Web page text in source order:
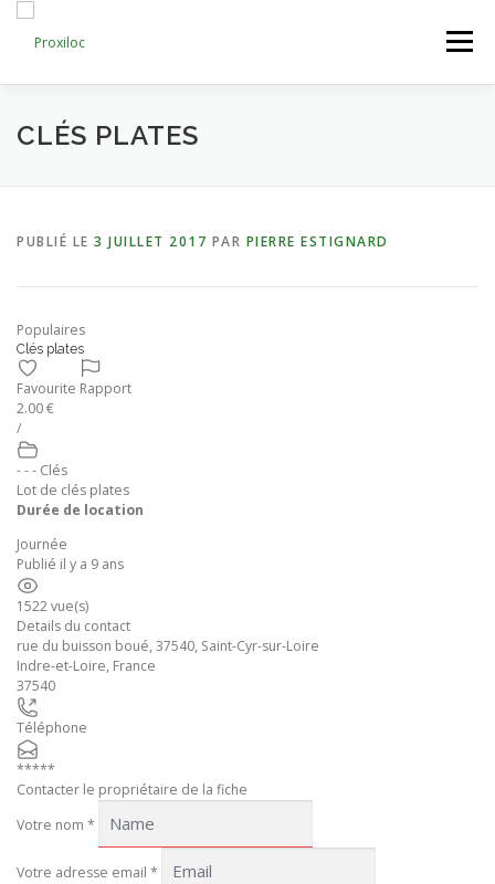
contenu
Menu
CATEGORIES AJOUTER UNE ANNONCE
CLÉS PLATES
PUBLIÉ LE 3 JUILLET 2017 PAR PIERRE ESTIGNARD
Populaires
Clés plates
Favourite Rapport
2.00 €
/
- - - Clés
Lot de clés plates
Durée de location
Journée
Publié il y a 9 ans
1522 vue(s)
Details du contact
rue du buisson boué, 37540, Saint-Cyr-sur-Loire
Indre-et-Loire, France
37540
Téléphone
*****
Contacter le propriétaire de la fiche
Votre nom *
Votre adresse email *